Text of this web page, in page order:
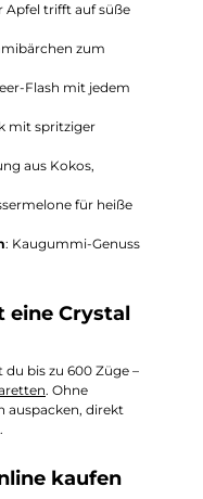
Apfel trifft auf süße
zum
Flash mit jedem
mit spritziger
aus Kokos,
für heiße
: Kaugummi-Genuss
eine Crystal
bis zu 600 Züge –
. Ohne
auspacken, direkt
kaufen